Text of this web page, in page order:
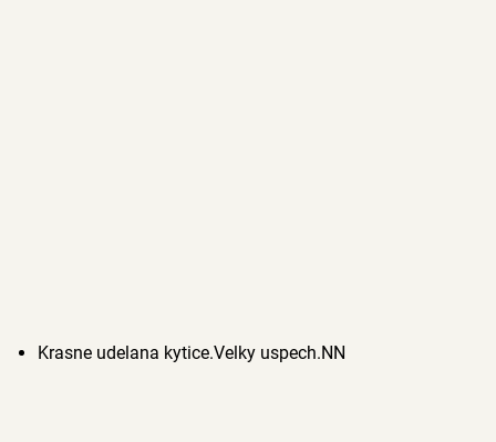
Krasne udelana kytice.Velky uspech.NN